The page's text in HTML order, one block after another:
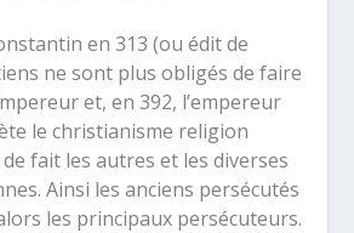
en 313 (ou édit de
ne sont plus obligés de faire
et, en 392, l’empereur
le christianisme religion
de fait les autres et les diverses
Ainsi les anciens persécutés
les principaux persécuteurs.